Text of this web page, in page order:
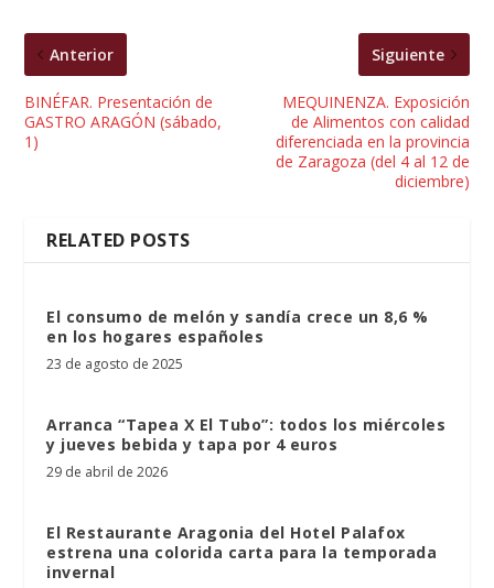
Anterior
BINÉFAR. Presentación de
GASTRO ARAGÓN (sábado,
1)
Siguiente
MEQUINENZA. Exposición
de Alimentos con calidad
diferenciada en la provincia
de Zaragoza (del 4 al 12 de
diciembre)
RELATED POSTS
El consumo de melón y sandía crece un 8,6 %
en los hogares españoles
23 de agosto de 2025
Arranca “Tapea X El Tubo”: todos los miércoles
y jueves bebida y tapa por 4 euros
29 de abril de 2026
El Restaurante Aragonia del Hotel Palafox
estrena una colorida carta para la temporada
invernal